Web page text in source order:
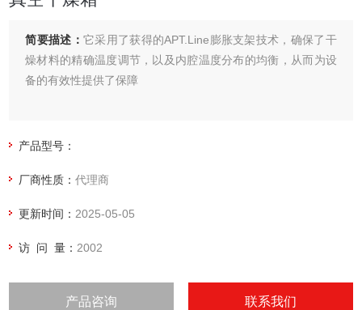
简要描述： 它采用了获得的APT.Line膨胀支架技术，确保了干
燥材料的精确温度调节，以及内腔温度分布的均衡，从而为设
备的有效性提供了保障
产品型号：
厂商性质：代理商
更新时间： 2025-05-05
访 问 量： 2002
产品咨询 联系我们